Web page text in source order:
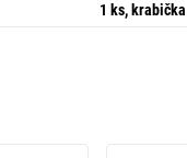
1 ks, krabička